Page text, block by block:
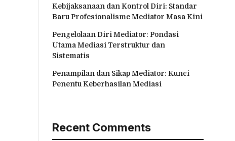
Kebijaksanaan dan Kontrol Diri: Standar
Baru Profesionalisme Mediator Masa Kini
Pengelolaan Diri Mediator: Pondasi
Utama Mediasi Terstruktur dan
Sistematis
Penampilan dan Sikap Mediator: Kunci
Penentu Keberhasilan Mediasi
Recent Comments